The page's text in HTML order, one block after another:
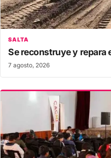
SALTA
Se reconstruye y repara
7 agosto, 2026